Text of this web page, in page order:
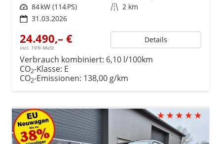
Leistung 84 kW (114 PS) Kilometerstand 2 km
31.03.2026
24.490,– €
incl. 19% MwSt.
Details
Verbrauch kombiniert: 6,10 l/100km
CO2-Klasse: E
CO2-Emissionen: 138,00 g/km